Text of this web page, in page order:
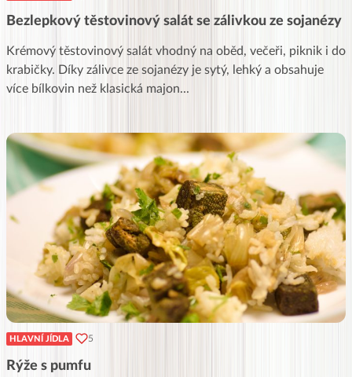
Bezlepkový těstovinový salát se zálivkou ze sojanézy
Krémový těstovinový salát vhodný na oběd, večeři, piknik i do
krabičky. Díky zálivce ze sojanézy je sytý, lehký a obsahuje
více bílkovin než klasická majon...
HLAVNÍ JÍDLA 5
Rýže s pumfu